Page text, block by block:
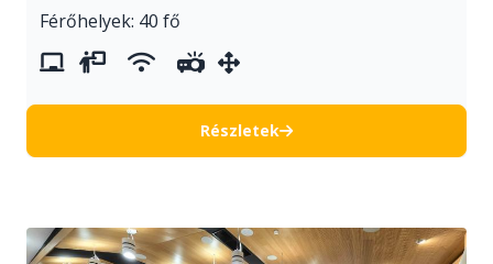
Férőhelyek: 40 fő
whiteboardvetítővászon
wifi projektor
Részletek